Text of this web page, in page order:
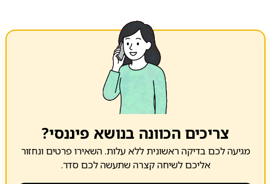
צריכים הכוונה בנושא פיננסי?
מגיעה לכם בדיקה ראשונית ללא עלות. השאירו פרטים ונחזור
אליכם לשיחה קצרה שתעשה לכם סדר.